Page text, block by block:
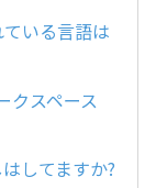
いる言語は
クスペース
してますか?